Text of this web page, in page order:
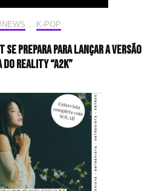
K-POP
se prepara para lançar a versão
reality “A2K”